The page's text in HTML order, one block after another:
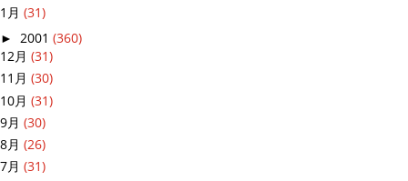
1月 (31)
► 2001 (360)
12月 (31)
11月 (30)
10月 (31)
9月 (30)
8月 (26)
7月 (31)